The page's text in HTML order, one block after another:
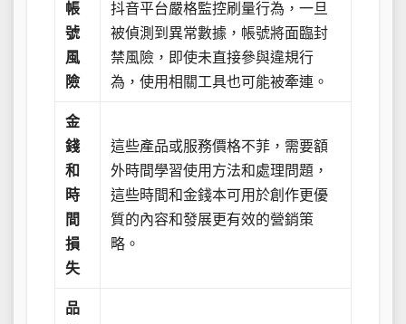
帳
號
風
險
抖音平台嚴格監控刷量行為，一旦
被偵測到異常數據，帳號將面臨封
禁風險，即使未直接參與違規行
為，使用相關工具也可能被牽連。
金
錢
和
時
間
損
失
這些產品或服務價格不菲，需要額
外時間學習使用方法和處理問題，
這些時間和金錢本可用於創作更優
質的內容和發展更有效的營銷策
略。
品